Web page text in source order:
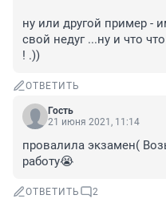
ну или другой пример -
свой недуг ...ну и что
! .))
ОТВЕТИТЬ
Гость
21 июня 2021, 11:14
провалила экзамен(
работу😭
ОТВЕТИТЬ 2